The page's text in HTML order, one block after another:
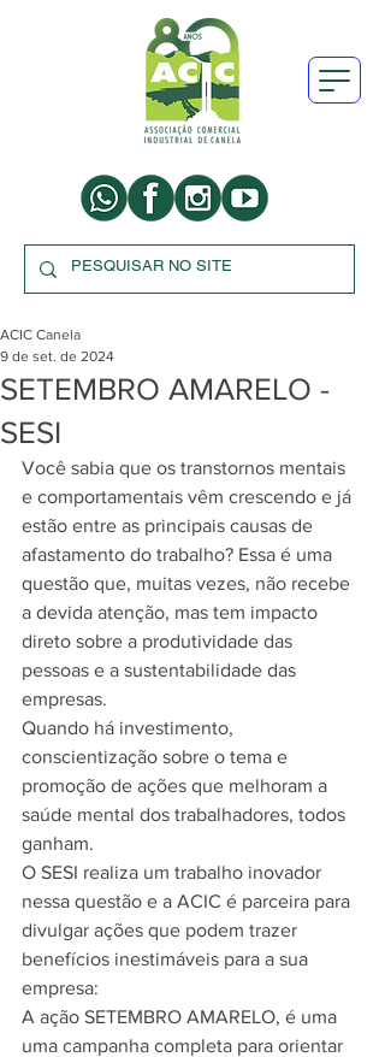
SETEMBRO AMARELO -
SESI
ACIC Canela
9 de set. de 2024
Você sabia que os transtornos mentais
e comportamentais vêm crescendo e já
estão entre as principais causas de
afastamento do trabalho? Essa é uma
questão que, muitas vezes, não recebe
a devida atenção, mas tem impacto
direto sobre a produtividade das
pessoas e a sustentabilidade das
empresas.
Quando há investimento,
conscientização sobre o tema e
promoção de ações que melhoram a
saúde mental dos trabalhadores, todos
ganham.
O SESI realiza um trabalho inovador
nessa questão e a ACIC é parceira para
divulgar ações que podem trazer
benefícios inestimáveis para a sua
empresa:
A ação SETEMBRO AMARELO, é uma
uma campanha completa para orientar